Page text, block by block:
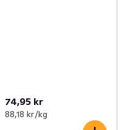
74,95 kr
88,18 kr /kg